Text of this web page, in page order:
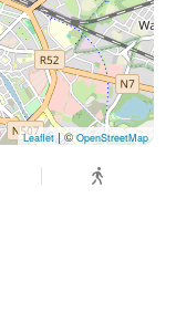
Leaflet| ©OpenStreetMap